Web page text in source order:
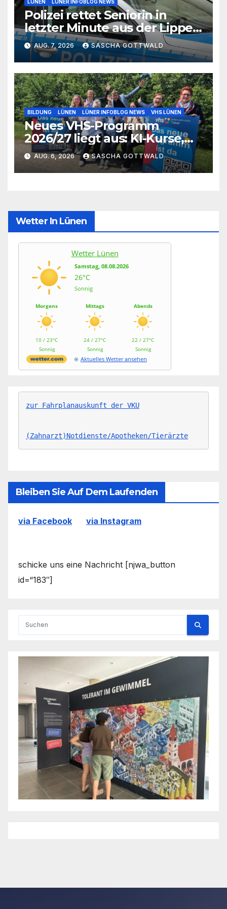
LÜNEN LÜNER INFOBLOG NEWS
Polizei rettet Seniorin in
letzter Minute aus der Lippe
bei Lünen
AUG. 7, 2026 SASCHA GOTTWALD
BILDUNG LÜNEN LÜNER INFOBLOG NEWS VHS LÜNEN
Neues VHS-Programm
2026/27 liegt aus: KI-Kurse,
IGA-Guides und neue
Formate
AUG. 6, 2026 SASCHA GOTTWALD
Wetter In Lünen
Wetter Lünen
Samstag, 08.08.2026
26°C
Sonnig
Morgens
10 / 23°C
Sonnig
Mittags
24 / 27°C
Sonnig
Abends
22 / 27°C
Sonnig
Aktuelles Wetter ansehen
zur Fahrplanauskunft der VKU
(Zahnarzt)Notdienste/Apotheken/Tierärzte
Bleiben Sie Auf Dem Laufenden
via Facebook via Instagram
schicke uns eine Nachricht [njwa_button
id=“183″]